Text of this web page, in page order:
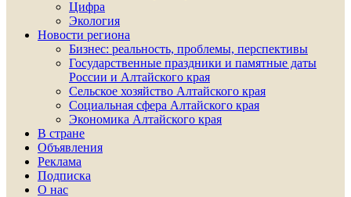
Цифра
Экология
Новости региона
Бизнес: реальность, проблемы, перспективы
Государственные праздники и памятные даты
России и Алтайского края
Сельское хозяйство Алтайского края
Социальная сфера Алтайского края
Экономика Алтайского края
В стране
Объявления
Реклама
Подписка
О нас